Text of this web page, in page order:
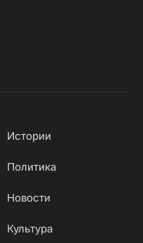
Истории
Политика
Новости
Культура